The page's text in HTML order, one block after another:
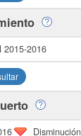
Disminución